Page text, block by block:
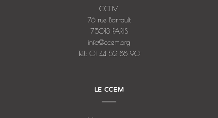
CCEM
76 rue Barrault
75013 PARIS
info@ccem.org
Tél: 01 44 52 88 90
LE CCEM